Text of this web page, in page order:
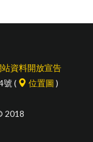
資料開放宣告
號 (
位置圖 )
2018